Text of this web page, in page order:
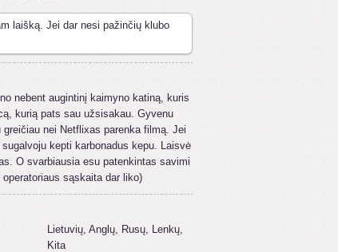
laišką. Jei dar nesi pažinčių klubo
nebent augintinį kaimyno katiną, kuris
kurią pats sau užsisakau. Gyvenu
nei Netflixas parenka filmą. Jei
kepti karbonadus kepu. Laisvė
O svarbiausia esu patenkintas savimi
sąskaita dar liko)
Lietuvių, Anglų, Rusų, Lenkų,
Kita